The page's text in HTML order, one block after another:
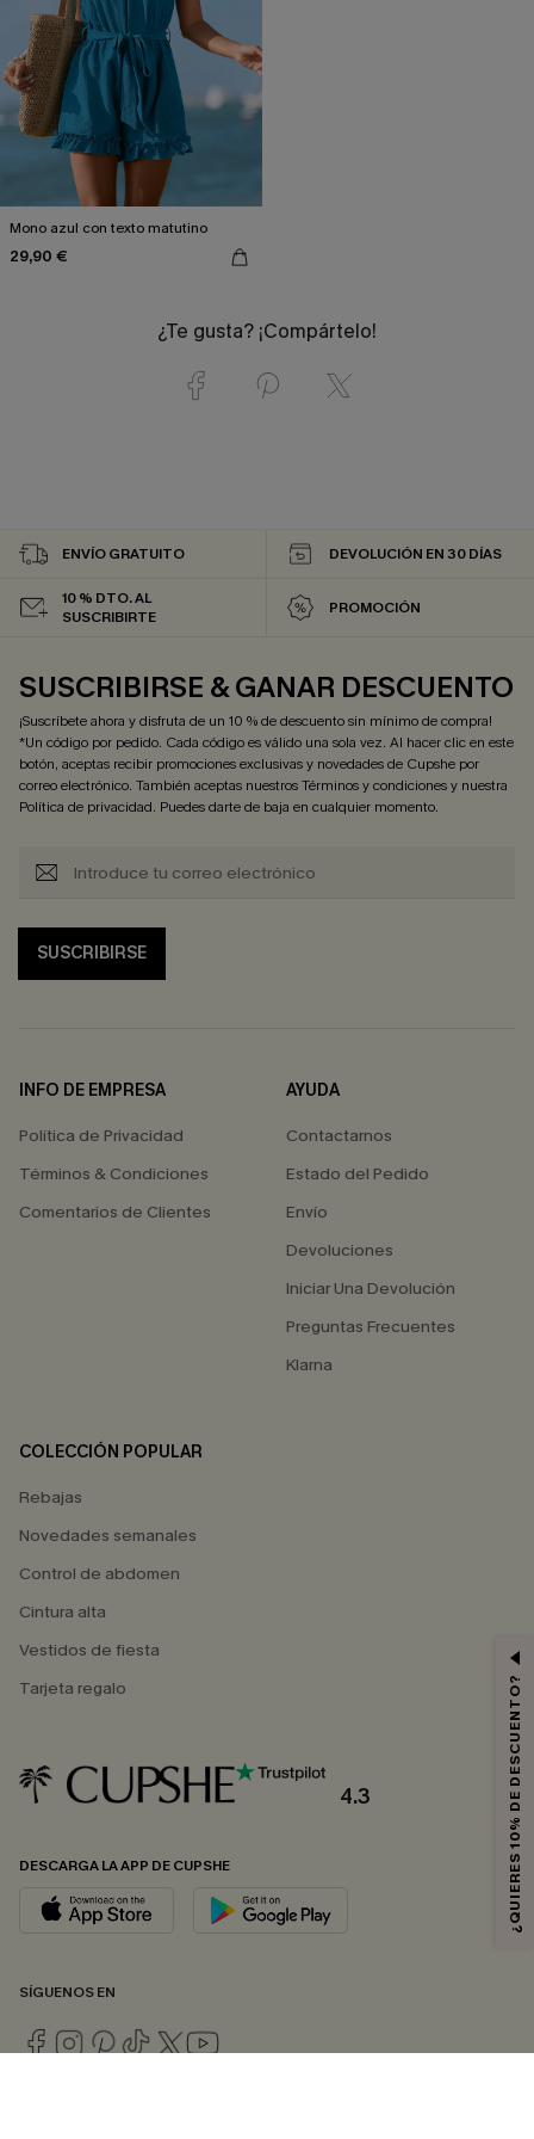
Mono azul con texto matutino
29,90 €
¿Te gusta? ¡Compártelo!
ENVÍO GRATUITO DEVOLUCIÓN EN 30 DÍAS
10 % DTO. AL
SUSCRIBIRTE
PROMOCIÓN
SUSCRIBIRSE & GANAR DESCUENTO
¡Suscríbete ahora y disfruta de un 10 % de descuento sin mínimo de compra!
*Un código por pedido. Cada código es válido una sola vez. Al hacer clic en este
botón, aceptas recibir promociones exclusivas y novedades de Cupshe por
correo electrónico. También aceptas nuestrosTérminos y condicionesy nuestra
Política de privacidad. Puedes darte de baja en cualquier momento.
SUSCRIBIRSE
INFO DE EMPRESA
Política de Privacidad
Términos & Condiciones
Comentarios de Clientes
AYUDA
Contactarnos
Estado del Pedido
Envío
Devoluciones
Iniciar Una Devolución
Preguntas Frecuentes
Klarna
COLECCIÓN POPULAR
Rebajas
Novedades semanales
Control de abdomen
Cintura alta
Vestidos de fiesta
Tarjeta regalo
4.3
DESCARGA LA APP DE CUPSHE
SÍGUENOS EN
¿QUIERES 10% DE DESCUENTO?